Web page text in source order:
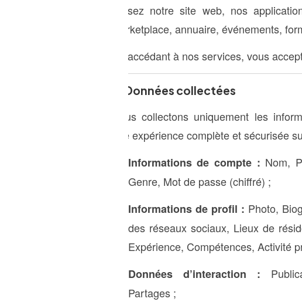
utilisez notre site web, nos
marketplace, annuaire, événements,
En accédant à nos services, vous
2. Données collectées
Nous collectons uniquement les
une expérience complète et sécurisée
Informations de compte : Nom,
Genre, Mot de passe (chiffré) ;
Informations de profil : Photo,
des réseaux sociaux, Lieux de
Expérience, Compétences, Activité
Données d’interaction :
Partages ;